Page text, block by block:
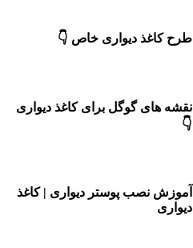
طرح کاغذ دیواری خاص 👇
نقشه های گوگل برای کاغذ دیواری
👇
آموزش نصب پوستر دیواری | کاغذ
دیواری